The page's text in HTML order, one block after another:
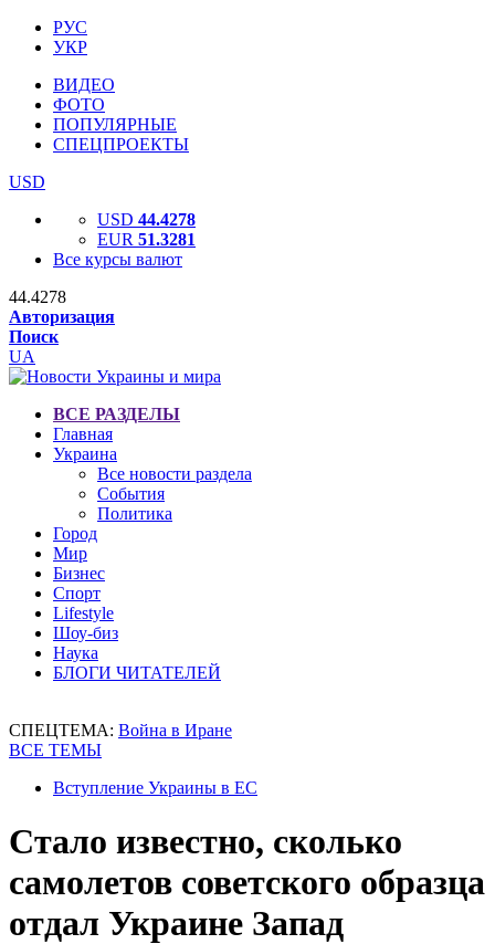
РУС
УКР
ВИДЕО
ФОТО
ПОПУЛЯРНЫЕ
СПЕЦПРОЕКТЫ
USD
USD 44.4278
EUR 51.3281
Все курсы валют
44.4278
Авторизация
Поиск
UA
ВСЕ РАЗДЕЛЫ
Главная
Украина
Все новости раздела
События
Политика
Город
Мир
Бизнес
Спорт
Lifestyle
Шоу-биз
Наука
БЛОГИ ЧИТАТЕЛЕЙ
СПЕЦТЕМА: Война в Иране
ВСЕ ТЕМЫ
Вступление Украины в ЕС
Стало известно, сколько
самолетов советского образца
отдал Украине Запад